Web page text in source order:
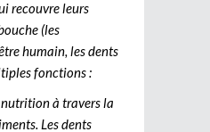
recouvre leurs
(les
humain, les dents
fonctions :
à travers la
Les dents